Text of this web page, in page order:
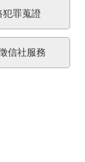
犯罪蒐證
信社服務